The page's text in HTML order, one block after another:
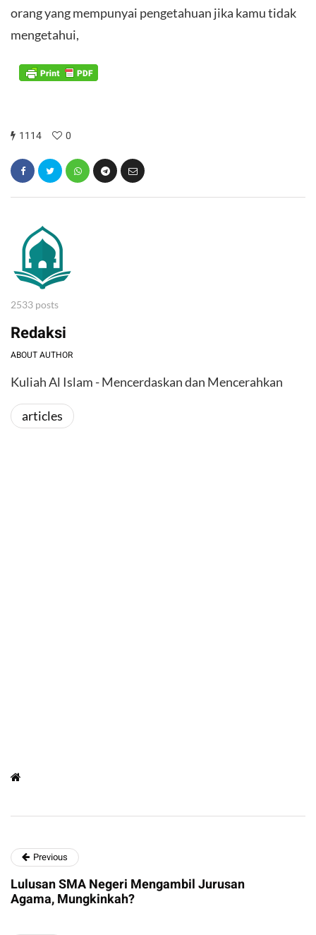
orang yang mempunyai pengetahuan jika kamu tidak
mengetahui,
1114 0
2533 posts
Redaksi
ABOUT AUTHOR
Kuliah Al Islam - Mencerdaskan dan Mencerahkan
articles
Previous
Lulusan SMA Negeri Mengambil Jurusan
Agama, Mungkinkah?